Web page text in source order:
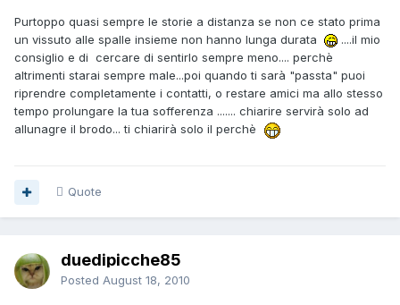
Purtoppo quasi sempre le storie a distanza se non ce stato prima
un vissuto alle spalle insieme non hanno lunga durata
....il mio
consiglio e di cercare di sentirlo sempre meno.... perchè
altrimenti starai sempre male...poi quando ti sarà "passta" puoi
riprendre completamente i contatti, o restare amici ma allo stesso
tempo prolungare la tua sofferenza ....... chiarire servirà solo ad
allunagre il brodo... ti chiarirà solo il perchè
Quote
duedipicche85
Posted August 18, 2010